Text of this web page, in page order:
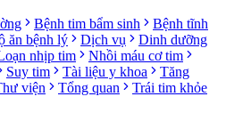
Bệnh tim bẩm sinh
Bệnh tĩnh
ăn bệnh lý Dịch vụ
Dinh dưỡng
nhịp tim
Nhồi máu cơ tim
Suy tim Tài liệu y khoa
Tăng
viện Tổng quan
Trái tim khỏe